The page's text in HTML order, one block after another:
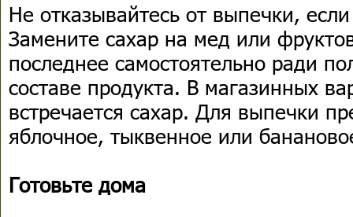
Не отказывайтесь от выпечки,
Замените сахар на мед или
последнее самостоятельно ради
составе продукта. В магазинных
встречается сахар. Для выпечки
яблочное, тыквенное или
Готовьте дома